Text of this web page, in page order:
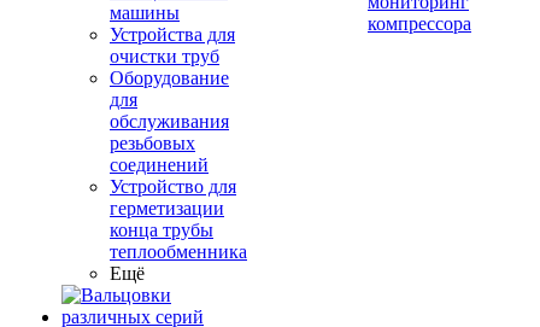
машины
Устройства для
очистки труб
Оборудование
для
обслуживания
резьбовых
соединений
Устройство для
герметизации
конца трубы
теплообменника
Ещё
компрессора